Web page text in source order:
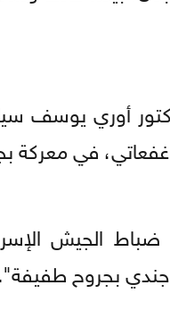
الجيش
بجروح طفيفة".